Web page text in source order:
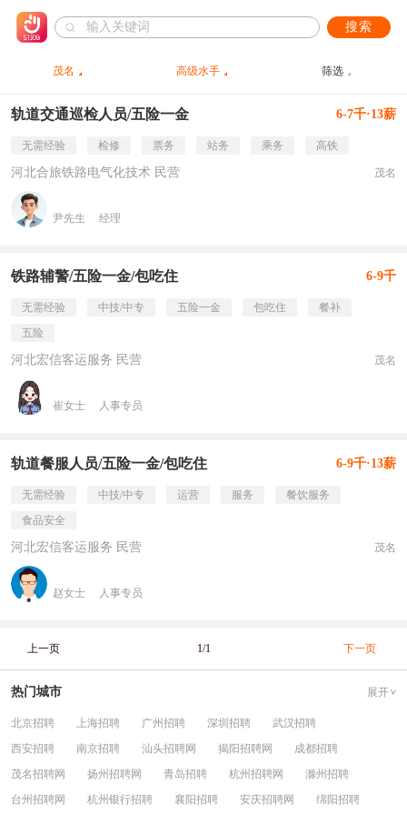
搜索
茂名 高级水手 筛选
轨道交通巡检人员/五险一金 6-7千·13薪
无需经验 检修 票务 站务 乘务 高铁
河北合旅铁路电气化技术 民营 茂名
尹先生 经理
铁路辅警/五险一金/包吃住 6-9千
无需经验 中技/中专 五险一金 包吃住
餐补
五险
河北宏信客运服务 民营 茂名
崔女士 人事专员
轨道餐服人员/五险一金/包吃住 6-9千·13薪
无需经验 中技/中专 运营 服务
餐饮服务
食品安全
河北宏信客运服务 民营 茂名
赵女士 人事专员
上一页 1/1 下一页
热门城市 展开
北京招聘 上海招聘 广州招聘 深圳招聘
武汉招聘
西安招聘
南京招聘 汕头招聘网 揭阳招聘网
成都招聘
茂名招聘网
扬州招聘网 青岛招聘 杭州招聘网
滁州招聘
台州招聘网
杭州银行招聘 襄阳招聘 安庆招聘网 绵阳招聘